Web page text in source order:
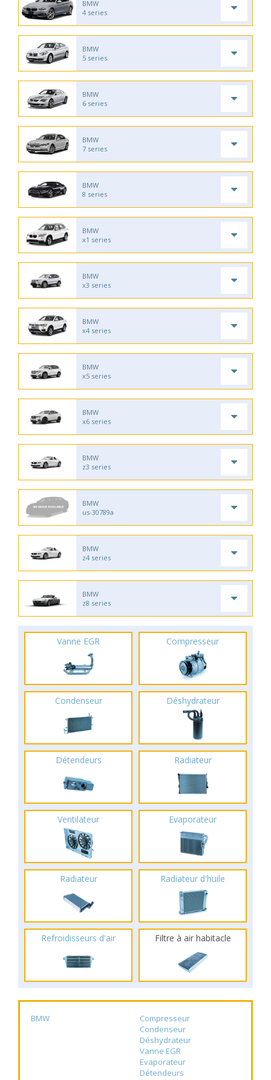
BMW
4 series
BMW
5 series
BMW
6 series
BMW
7 series
BMW
8 series
BMW
x1 series
BMW
x3 series
BMW
x4 series
BMW
x5 series
BMW
x6 series
BMW
z3 series
BMW
us-30789a
BMW
z4 series
BMW
z8 series
Vanne EGR Compresseur
Condenseur Déshydrateur
Détendeurs Radiateur
Ventilateur Evaporateur
Radiateur Radiateur d'huile
Refroidisseurs d'air Filtre à air habitacle
BMW
Compresseur
Condenseur
Déshydrateur
Vanne EGR
Evaporateur
Détendeurs